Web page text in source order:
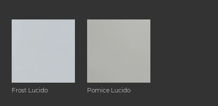
Frost Lucido Pomice Lucido